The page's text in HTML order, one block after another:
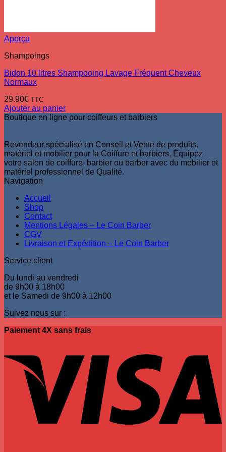
Aperçu
Shampoings
Bidon 10 litres Shampooing Lavage Fréquent Cheveux
Normaux
29.90€ TTC
Ajouter au panier
Boutique en ligne pour coiffeurs et barbiers
Revendeur spécialisé en Conseil et Vente de produits,
matériel et mobilier pour la Coiffure et barbiers, Équipez
votre salon de coiffure, barbier ou barber avec du mobilier et
matériel professionnel de Qualité.
Navigation
Accueil
Shop
Contact
Mentions Légales – Le Coin Barber
CGV
Livraison et Expédition – Le Coin Barber
Service client
Du lundi au vendredi
de 9h00 à 18h00
et le Samedi de 9h00 à 12h00
Suivez nous sur :
Paiement 4X sans frais